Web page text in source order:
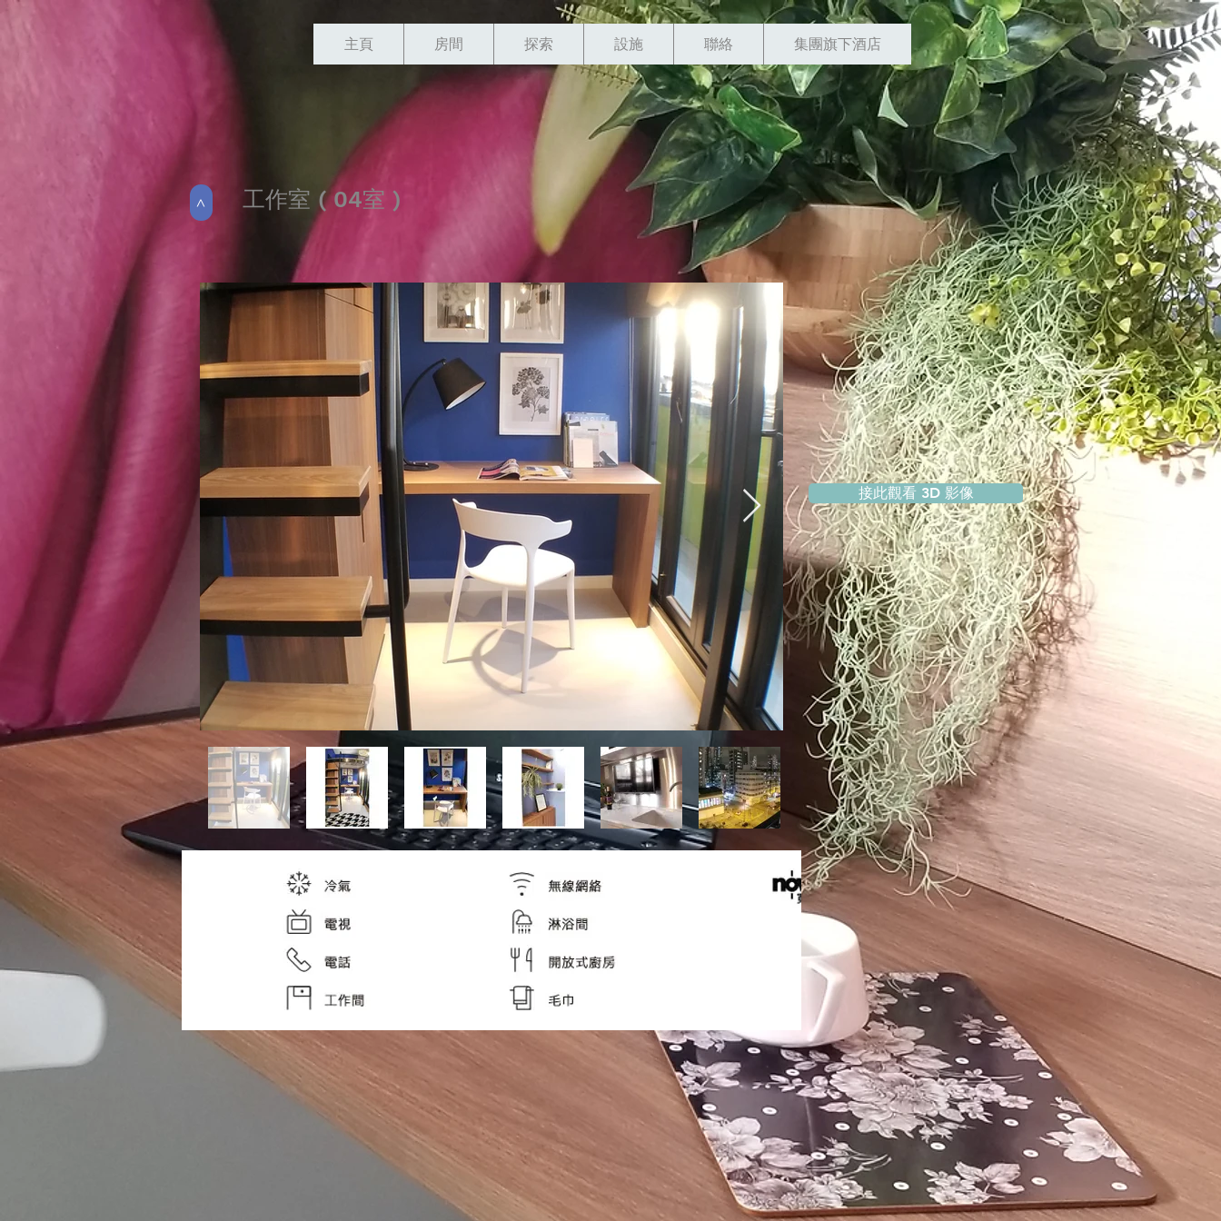
主頁 房間 探索 設施 聯絡 集團旗下酒店
> 工作室 ( 04室 )
接此觀看 3D 影像